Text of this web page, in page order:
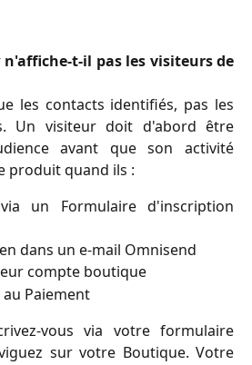
t-il pas les visiteurs de
les contacts identifiés, pas les
Un visiteur doit d'abord être
avant que son activité
produit quand ils :
un Formulaire d'inscription
dans un e-mail Omnisend
compte boutique
Paiement
vous via votre formulaire
sur votre Boutique. Votre